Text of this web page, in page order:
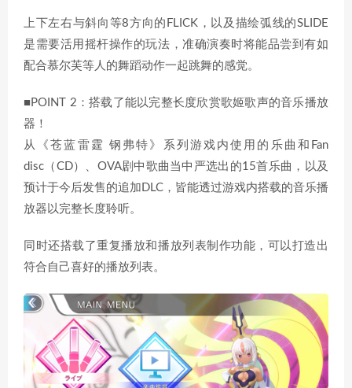
上下左右与斜向等8方向的FLICK，以及描绘弧线的SLIDE
是需要活用摇杆操作的玩法，准确演奏时将能品尝到有如
配合慕尔芙等人的舞蹈动作一起跳舞的感觉。
■POINT 2：搭载了能以完整长度欣赏歌姬歌声的音乐播放
器！
从《苍蓝雷霆 钢弗特》系列游戏内使用的乐曲和Fan
disc（CD）、OVA剧中歌曲当中严选出的15首乐曲，以及
预计于今后发售的追加DLC，皆能透过游戏内搭载的音乐播
放器以完整长度聆听。
同时还搭载了重复播放和播放列表制作功能，可以打造出
符合自己喜好的播放列表。